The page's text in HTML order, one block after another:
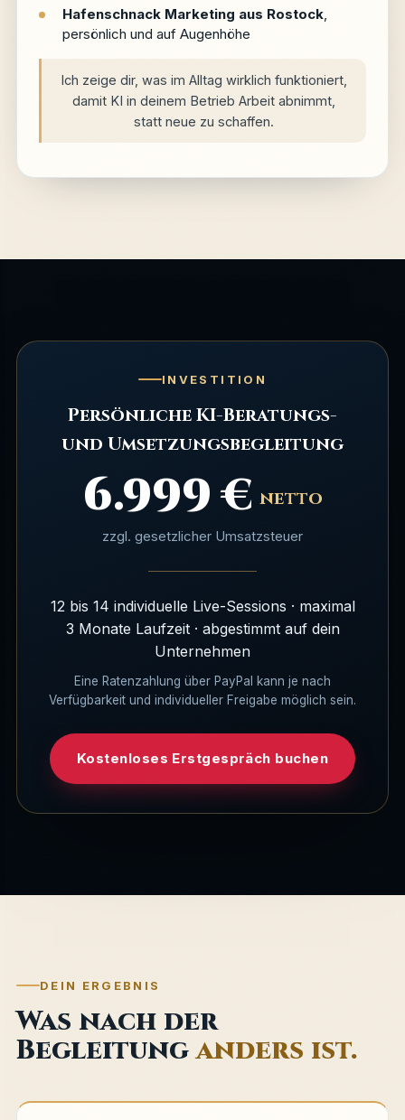
Hafenschnack Marketing aus Rostock,
persönlich und auf Augenhöhe
Ich zeige dir, was im Alltag wirklich funktioniert,
damit KI in deinem Betrieb Arbeit abnimmt,
statt neue zu schaffen.
INVESTITION
Persönliche KI-Beratungs-
und Umsetzungsbegleitung
6.999 € netto
zzgl. gesetzlicher Umsatzsteuer
12 bis 14 individuelle Live-Sessions · maximal
3 Monate Laufzeit · abgestimmt auf dein
Unternehmen
Eine Ratenzahlung über PayPal kann je nach
Verfügbarkeit und individueller Freigabe möglich sein.
Kostenloses Erstgespräch buchen
DEIN ERGEBNIS
Was nach der
Begleitunganders ist.